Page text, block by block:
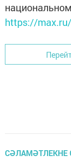
https://
СӘЛАМӘТЛЕКНЕ